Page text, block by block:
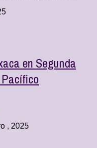
en Segunda
, 2025